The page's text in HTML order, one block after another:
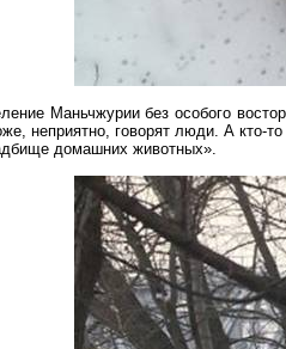
Маньчжурии без особого
неприятно, говорят люди. А кто-
домашних животных».